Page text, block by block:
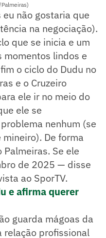
não gostaria que
na negociação).
que se inicia e um
momentos lindos e
o ciclo do Dudu no
e o Cruzeiro
ele ir no meio do
ele se
nenhum (se
De forma
Se ele
de 2025 — disse
ao SporTV.
e afirma querer
guarda mágoas da
relação profissional